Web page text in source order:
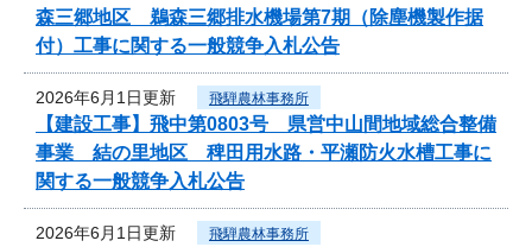
森三郷地区 鵜森三郷排水機場第7期（除塵機製作据
付）工事に関する一般競争入札公告
2026年6月1日更新 飛騨農林事務所
【建設工事】飛中第0803号 県営中山間地域総合整備
事業 結の里地区 稗田用水路・平瀬防火水槽工事に
関する一般競争入札公告
2026年6月1日更新 飛騨農林事務所